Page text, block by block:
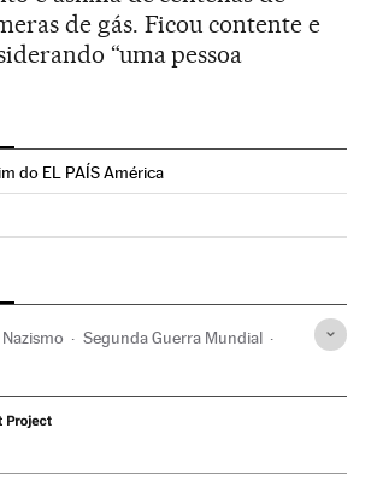
de gás. Ficou contente e
“uma pessoa
do EL PAÍS América
Brasil en Twitter
El País Brasil en Instagram
El País Brasil en Facebook
Nazismo Segunda Guerra Mundial